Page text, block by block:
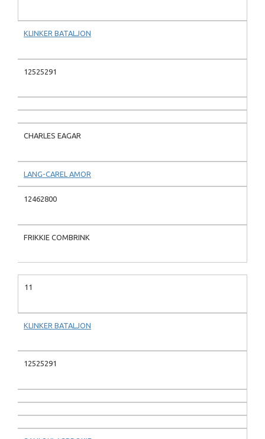
KLINKER BATALJON
12525291
CHARLES EAGAR
LANG-CAREL AMOR
12462800
FRIKKIE COMBRINK
11
KLINKER BATALJON
12525291